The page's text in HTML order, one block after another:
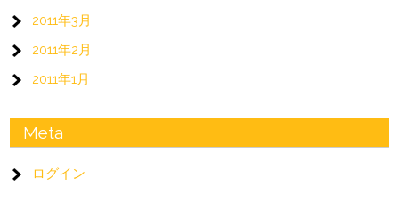
2011年3月
2011年2月
2011年1月
Meta
ログイン